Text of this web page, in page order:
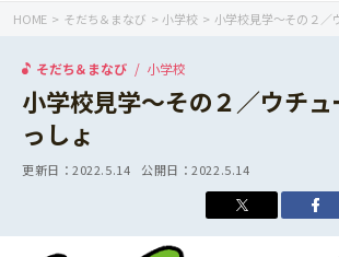
年齢から探す
1歳
HOME そだち＆まなび 小学校 小学校見学～その２／
そだち＆まなび 小学校
小学校見学～その２／ウチ
っしょ
更新日：2022.5.14 公開日：2022.5.14